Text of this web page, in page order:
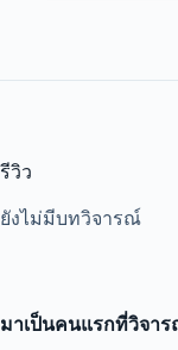
รีวิว
ยังไม่มีบทวิจารณ์
มาเป็นคนแรกที่วิจาร